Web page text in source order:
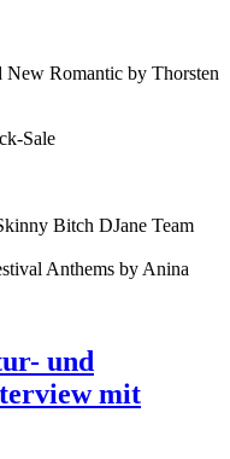
New Romantic by Thorsten
Sale
Bitch DJane Team
Anthems by Anina
und
mit